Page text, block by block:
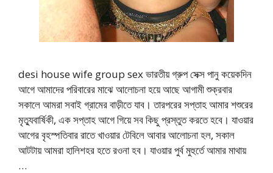
desi house wife group sex ভারতীয় গ্রুপ সেক্স পানু কয়েকদিন
আগে আমাদের পরিবারের মাঝে আলোচনা হয়ে আছে আগামী শুক্রবার
সকালে আমরা সবাই গ্রামের বাড়ীতে যাব। তারপরের সপ্তাহ আমার শশুরের
মৃত্যুবার্ষিকী, এক সপ্তাহ আগে গিয়ে সব কিছু প্রস্তুত করতে হবে। যাওয়ার
আগের বৃহস্পতিবার রাতে খাওয়ার টেবিলে আবার আলোচনা হল, সকাল
আটটায় আমরা হালিশহর হতে রওনা হব। যাওয়ার পুর্ব মুহুর্তে আমার মাথায়
…